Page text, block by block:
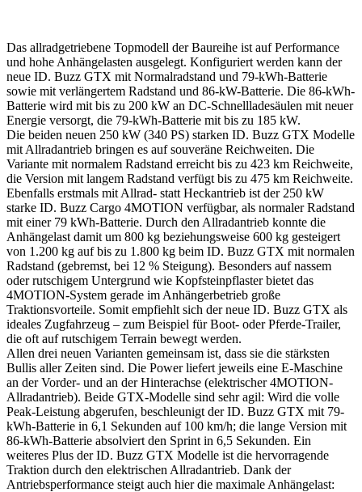
Das allradgetriebene Topmodell der Baureihe ist auf Performance
und hohe Anhängelasten ausgelegt. Konfiguriert werden kann der
neue ID. Buzz GTX mit Normalradstand und 79-kWh-Batterie
sowie mit verlängertem Radstand und 86-kW-Batterie. Die 86-kWh-
Batterie wird mit bis zu 200 kW an DC-Schnellladesäulen mit neuer
Energie versorgt, die 79-kWh-Batterie mit bis zu 185 kW.
Die beiden neuen 250 kW (340 PS) starken ID. Buzz GTX Modelle
mit Allradantrieb bringen es auf souveräne Reichweiten. Die
Variante mit normalem Radstand erreicht bis zu 423 km Reichweite,
die Version mit langem Radstand verfügt bis zu 475 km Reichweite.
Ebenfalls erstmals mit Allrad- statt Heckantrieb ist der 250 kW
starke ID. Buzz Cargo 4MOTION verfügbar, als normaler Radstand
mit einer 79 kWh-Batterie. Durch den Allradantrieb konnte die
Anhängelast damit um 800 kg beziehungsweise 600 kg gesteigert
von 1.200 kg auf bis zu 1.800 kg beim ID. Buzz GTX mit normalen
Radstand (gebremst, bei 12 % Steigung). Besonders auf nassem
oder rutschigem Untergrund wie Kopfsteinpflaster bietet das
4MOTION-System gerade im Anhängerbetrieb große
Traktionsvorteile. Somit empfiehlt sich der neue ID. Buzz GTX als
ideales Zugfahrzeug – zum Beispiel für Boot- oder Pferde-Trailer,
die oft auf rutschigem Terrain bewegt werden.
Allen drei neuen Varianten gemeinsam ist, dass sie die stärksten
Bullis aller Zeiten sind. Die Power liefert jeweils eine E-Maschine
an der Vorder- und an der Hinterachse (elektrischer 4MOTION-
Allradantrieb). Beide GTX-Modelle sind sehr agil: Wird die volle
Peak-Leistung abgerufen, beschleunigt der ID. Buzz GTX mit 79-
kWh-Batterie in 6,1 Sekunden auf 100 km/h; die lange Version mit
86-kWh-Batterie absolviert den Sprint in 6,5 Sekunden. Ein
weiteres Plus der ID. Buzz GTX Modelle ist die hervorragende
Traktion durch den elektrischen Allradantrieb. Dank der
Antriebsperformance steigt auch hier die maximale Anhängelast: